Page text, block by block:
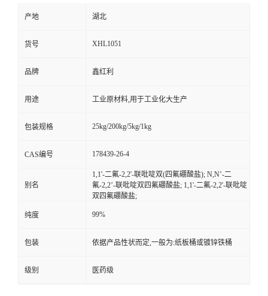
产地 湖北
货号 XHL1051
品牌 鑫红利
用途 工业原材料,用于工业化大生产
包装规格 25kg/200kg/5kg/1kg
CAS编号 178439-26-4
别名
1,1'-二氟-2,2'-联吡啶双(四氟硼酸盐); N,N’-二
氟-2,2’-联吡啶双四氟硼酸盐; 1,1'-二氟-2,2'-联吡啶
双四氟硼酸盐;
纯度 99%
包装 依据产品性状而定,一般为:纸板桶或镀锌铁桶
级别 医药级